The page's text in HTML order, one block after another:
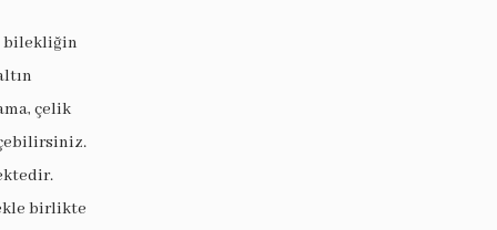
bilekliğin
çelik
birlikte